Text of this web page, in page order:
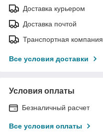
Доставка курьером
Доставка почтой
Транспортная компания
Все условия доставки
Условия оплаты
Безналичный расчет
Все условия оплаты